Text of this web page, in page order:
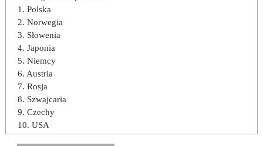
1. Polska
2. Norwegia
3. Słowenia
4. Japonia
5. Niemcy
6. Austria
7. Rosja
8. Szwajcaria
9. Czechy
10. USA